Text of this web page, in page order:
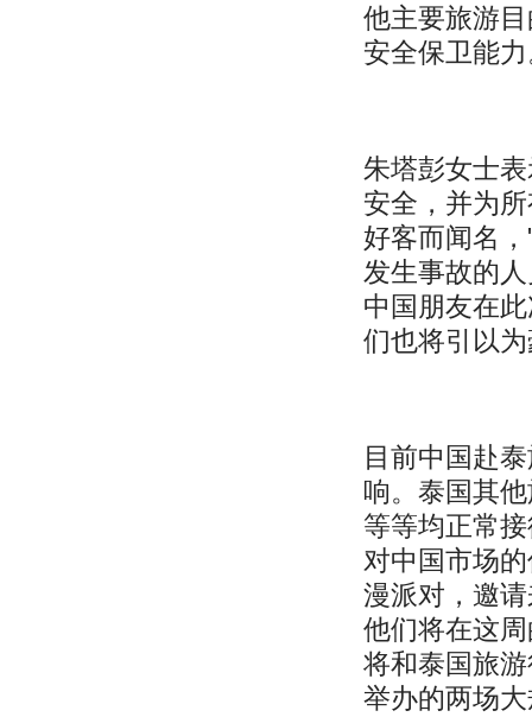
他主要旅游
安全保卫能
朱塔彭女士
安全，并为
好客而闻名
发生事故的
中国朋友在
们也将引以
目前中国赴
响。泰国其
等等均正常
对中国市场
漫派对，邀
他们将在这
将和泰国旅
举办的两场